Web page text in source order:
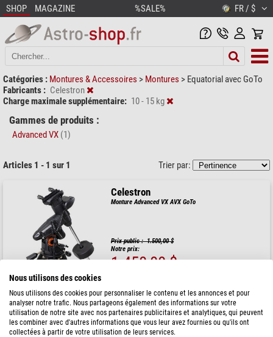
SHOP MAGAZINE %SALE% FR / $
Catégories : Montures & Accessoires > Montures > Equatorial avec GoTo
Fabricants : Celestron
Charge maximale supplémentaire: 10 - 15 kg
Gammes de produits :
Advanced VX (1)
Articles 1 - 1 sur 1 Trier par:
Celestron
Monture Advanced VX AVX GoTo
Prix public : 1.500,00 $
Notre prix:
1.450,00 $
Nous utilisons des cookies
Nous utilisons des cookies pour personnaliser le contenu et les annonces et pour
analyser notre trafic. Nous partageons également des informations sur votre
utilisation de notre site avec nos partenaires publicitaires et analytiques, qui peuvent
les combiner avec d'autres informations que vous leur avez fournies ou qu'ils ont
collectées à partir de votre utilisation de leurs services.